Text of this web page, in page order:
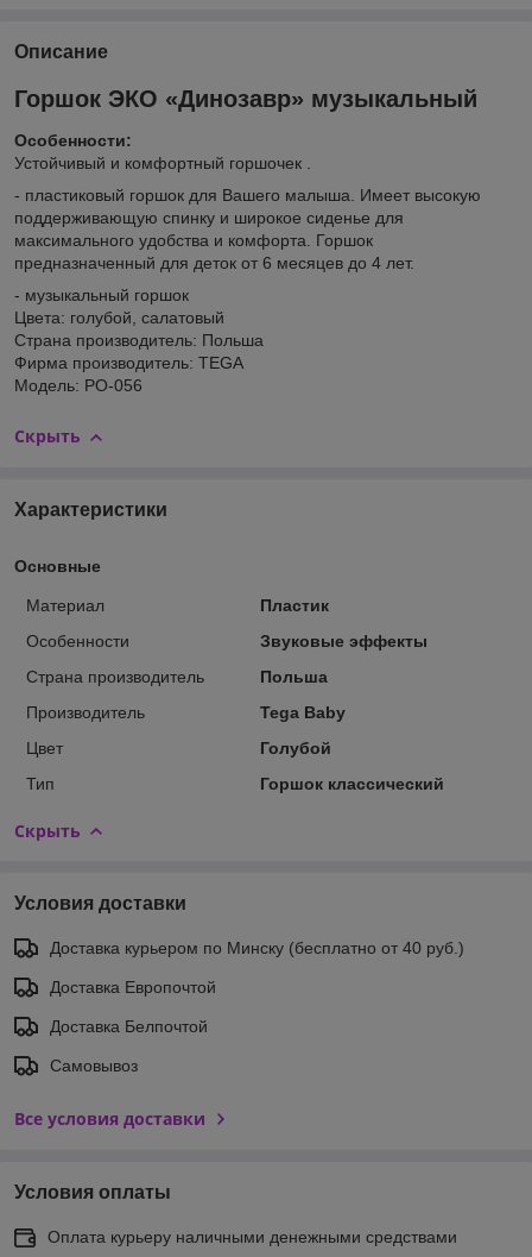
Описание
Горшок ЭКО «Динозавр» музыкальный
Особенности:
Устойчивый и комфортный горшочек .
- пластиковый горшок для Вашего малыша. Имеет высокую
поддерживающую спинку и широкое сиденье для
максимального удобства и комфорта. Горшок
предназначенный для деток от 6 месяцев до 4 лет.
- музыкальный горшок
Цвета: голубой, салатовый
Страна производитель: Польша
Фирма производитель: TEGA
Модель: PO-056
Скрыть
Характеристики
Основные
Материал
Пластик
Особенности
Звуковые эффекты
Страна производитель
Польша
Производитель
Tega Baby
Цвет
Голубой
Тип
Горшок классический
Скрыть
Условия доставки
Доставка курьером по Минску (бесплатно от 40 руб.)
Доставка Европочтой
Доставка Белпочтой
Самовывоз
Все условия доставки
Условия оплаты
Оплата курьеру наличными денежными средствами